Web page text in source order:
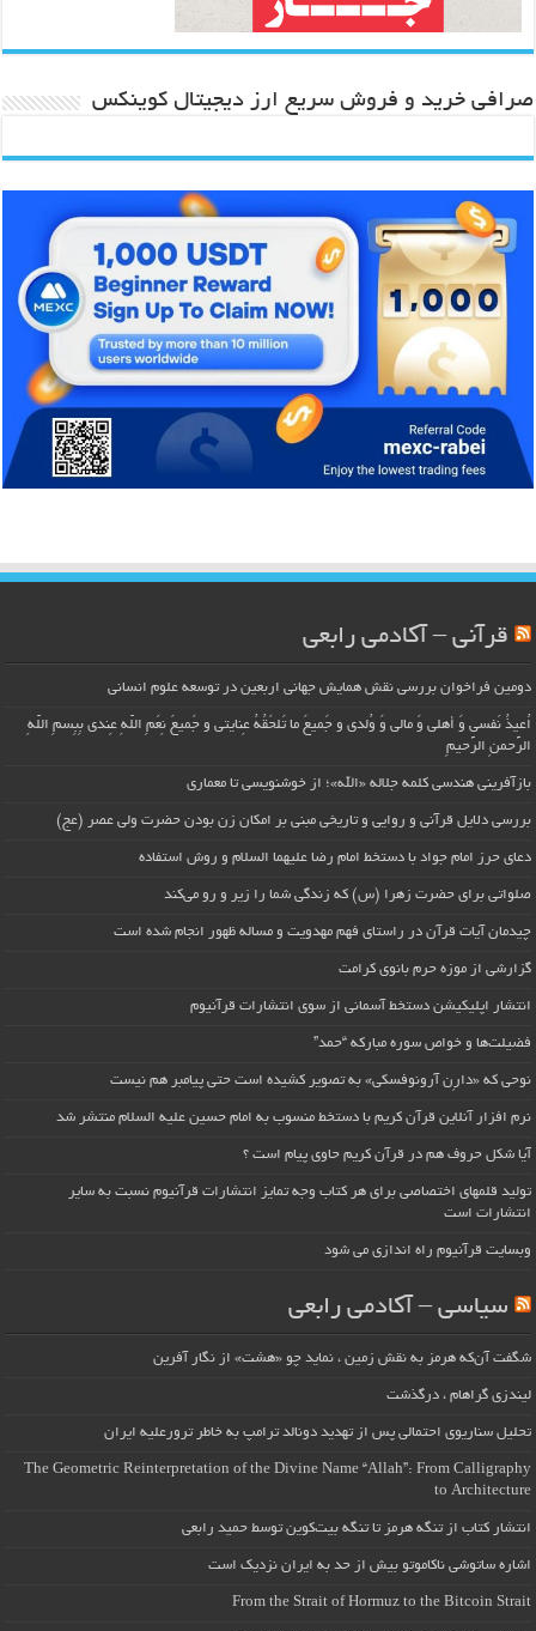
صرافی خرید و فروش سریع ارز دیجیتال کوینکس
قرآنی – آکادمی رابعی
دومین فراخوان بررسی نقش همایش جهانی اربعین در توسعه علوم انسانی
اُعیذُ نَفسی وَ أهلی وَ مالی وَ وُلدی و جَمیعَ ما تَلحَقُهُ عِنایتی و جَمیعَ نِعَمِ اللّهِ عِندی بِبِسمِ اللّهِ
الرَّحمنِ الرَّحیمِ
بازآفرینی هندسی کلمه جلاله «الله»؛ از خوشنویسی تا معماری
بررسی دلایل قرآنی و روایی و تاریخی مبنی بر امکان زن بودن حضرت ولی عصر (عج)
دعای حرز امام جواد با دستخط امام رضا علیهما السلام و روش استفاده
صلواتی برای حضرت زهرا (س) که زندگی شما را زیر و رو می‌کند
چیدمان آیات قرآن در راستای فهم مهدویت و مساله ظهور انجام شده است
گزارشی از موزه حرم بانوی کرامت
انتشار اپلیکیشن دستخط آسمانی از سوی انتشارات قرآنیوم
فضیلت‌ها و خواص سوره مبارکه “حمد”
نوحی که «دارِن آرونوفسکی» به تصویر کشیده است حتی پیامبر هم نیست
نرم افزار آنلاین قرآن کریم با دستخط منسوب به امام حسین علیه السلام منتشر شد
آیا شکل حروف هم در قرآن کریم حاوی پیام است ؟
تولید قلمهای اختصاصی برای هر کتاب وجه تمایز انتشارات قرآنیوم نسبت به سایر
انتشارات است
وبسایت قرآنیوم راه اندازی می شود
سیاسی – آکادمی رابعی
شگفت آن‌که هرمز به نقش زمین ، نماید چو «هشت» از نگار آفرین
لیندزی گراهام ، درگذشت
تحلیل سناریوی احتمالی پس از تهدید دونالد ترامپ به خاطر ترورعلیه ایران
The Geometric Reinterpretation of the Divine Name “Allah”: From Calligraphy
to Architecture
انتشار کتاب از تنگه هرمز تا تنگه بیت‌کوین توسط حمید رابعی
اشاره ساتوشی ناکاموتو بیش از حد به ایران نزدیک است
From the Strait of Hormuz to the Bitcoin Strait